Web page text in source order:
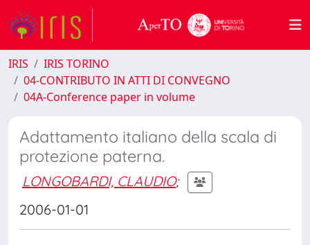
IRIS
IRIS TORINO
04-CONTRIBUTO IN ATTI DI CONVEGNO
04A-Conference paper in volume
Adattamento italiano della scala di
protezione paterna.
LONGOBARDI, CLAUDIO;
2006-01-01